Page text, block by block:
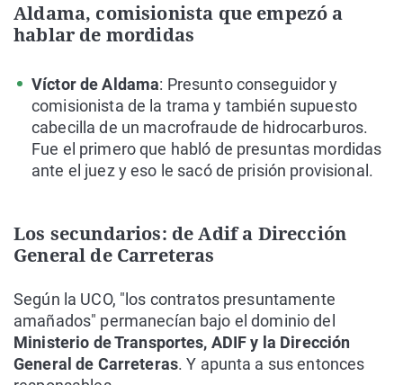
Aldama, comisionista que empezó a
hablar de mordidas
Víctor de Aldama: Presunto conseguidor y
comisionista de la trama y también supuesto
cabecilla de un macrofraude de hidrocarburos.
Fue el primero que habló de presuntas mordidas
ante el juez y eso le sacó de prisión provisional.
Los secundarios: de Adif a Dirección
General de Carreteras
Según la UCO, "los contratos presuntamente
amañados" permanecían bajo el dominio del
Ministerio de Transportes, ADIF y la Dirección
General de Carreteras. Y apunta a sus entonces